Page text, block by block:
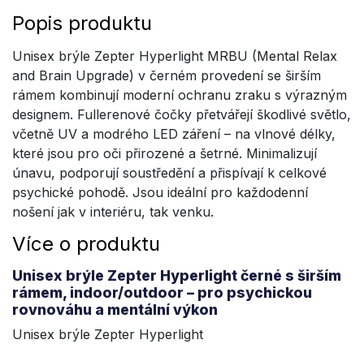
Popis produktu
Unisex brýle Zepter Hyperlight MRBU (Mental Relax
and Brain Upgrade) v černém provedení se širším
rámem kombinují moderní ochranu zraku s výrazným
designem. Fullerenové čočky přetvářejí škodlivé světlo,
včetně UV a modrého LED záření – na vlnové délky,
které jsou pro oči přirozené a šetrné. Minimalizují
únavu, podporují soustředění a přispívají k celkové
psychické pohodě. Jsou ideální pro každodenní
nošení jak v interiéru, tak venku.
Více o produktu
Unisex brýle Zepter Hyperlight černé s širším
rámem, indoor/outdoor – pro psychickou
rovnováhu a mentální výkon
Unisex brýle Zepter Hyperlight